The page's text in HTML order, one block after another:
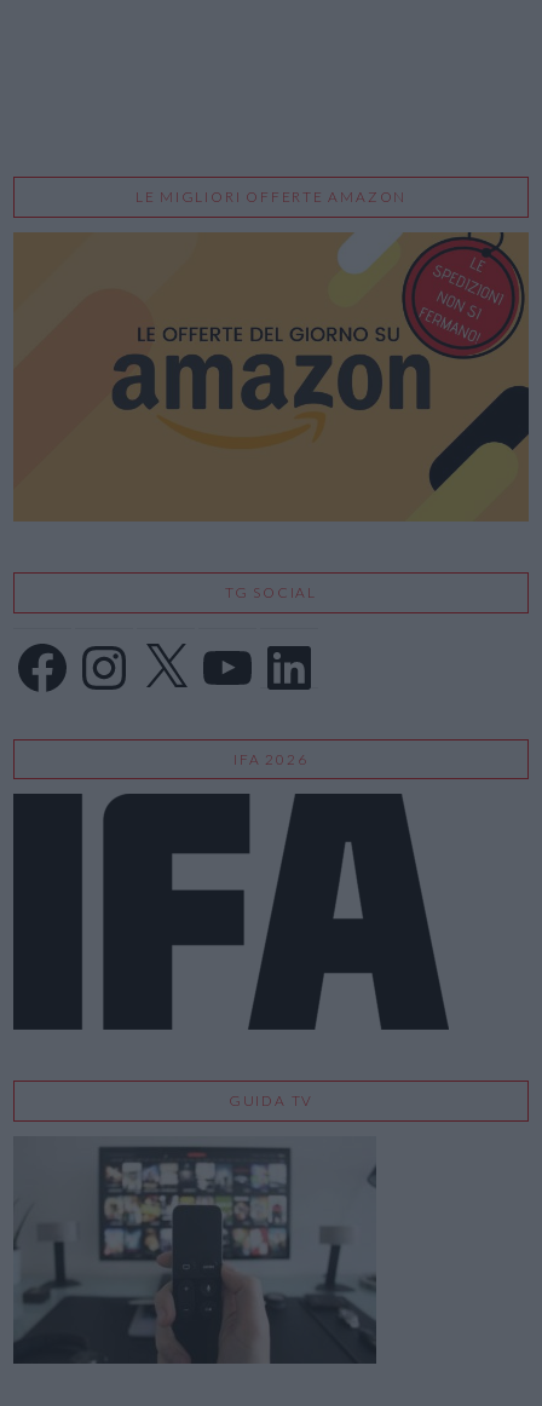
LE MIGLIORI OFFERTE AMAZON
TG SOCIAL
FacebookInstagram
X LinkedIn
IFA 2026
GUIDA TV